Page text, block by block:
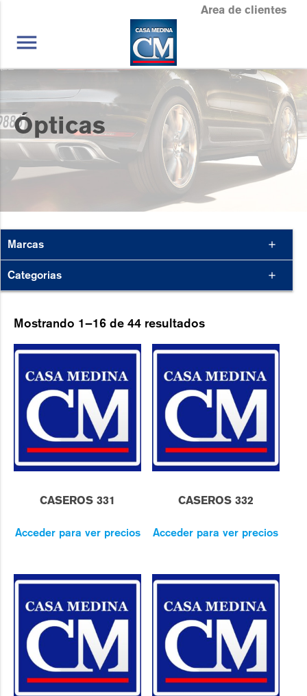
Area de clientes
menu
Ópticas
Marcas add
Categorias add
Mostrando 1–16 de 44 resultados
CASEROS 331
Acceder para ver precios
CASEROS 332
Acceder para ver precios